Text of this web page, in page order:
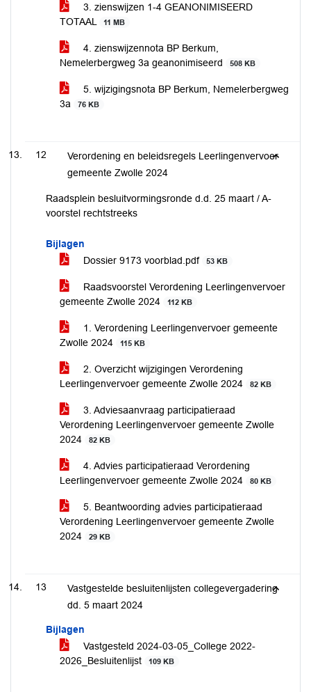
3. zienswijzen 1-4 GEANONIMISEERD
TOTAAL
11 MB
4. zienswijzennota BP Berkum,
Nemelerbergweg 3a geanonimiseerd
508 KB
5. wijzigingsnota BP Berkum, Nemelerbergweg
3a
76 KB
12
Verordening en beleidsregels Leerlingenvervoer
gemeente Zwolle 2024
Raadsplein besluitvormingsronde d.d. 25 maart / A-
voorstel rechtstreeks
Bijlagen
Dossier 9173 voorblad.pdf
53 KB
Raadsvoorstel Verordening Leerlingenvervoer
gemeente Zwolle 2024
112 KB
1. Verordening Leerlingenvervoer gemeente
Zwolle 2024
115 KB
2. Overzicht wijzigingen Verordening
Leerlingenvervoer gemeente Zwolle 2024
82 KB
3. Adviesaanvraag participatieraad
Verordening Leerlingenvervoer gemeente Zwolle
2024
82 KB
4. Advies participatieraad Verordening
Leerlingenvervoer gemeente Zwolle 2024
80 KB
5. Beantwoording advies participatieraad
Verordening Leerlingenvervoer gemeente Zwolle
2024
29 KB
13
Vastgestelde besluitenlijsten collegevergadering
dd. 5 maart 2024
Bijlagen
Vastgesteld 2024-03-05_College 2022-
2026_Besluitenlijst
109 KB